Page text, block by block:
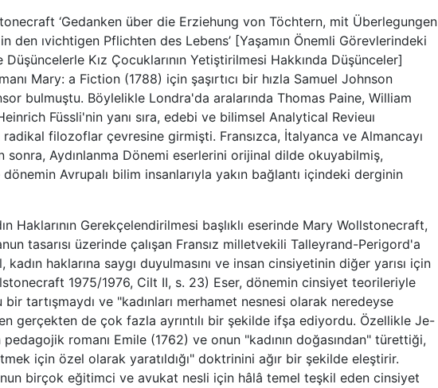
‘Gedanken über die Erziehung von Töchtern, mit Überlegungen
den ıvichtigen Pflichten des Lebens’ [Yaşamın Önemli Görevlerindeki
Düşüncelerle Kız Çocuklarının Yetiştirilmesi Hakkında Düşünceler]
Mary: a Fiction (1788) için şaşırtıcı bir hızla Samuel Johnson
bulmuştu. Böylelikle Londra'da aralarında Thomas Paine, William
Füssli'nin yanı sıra, edebi ve bilimsel Analytical Revieuı
radikal filozoflar çevresine girmişti. Fransızca, İtalyanca ve Almancayı
Aydınlanma Dönemi eserlerini orijinal dilde okuyabilmiş,
Avrupalı bilim insanlarıyla yakın bağlantı içindeki derginin
Haklarının Gerekçelendirilmesi başlıklı eserinde Mary Wollstonecraft,
tasarısı üzerinde çalışan Fransız milletvekili Talleyrand-Perigord'a
kadın haklarına saygı duyulmasını ve insan cinsiyetinin diğer yarısı için
1975/1976, Cilt II, s. 23) Eser, dönemin cinsiyet teorileriyle
tartışmaydı ve "kadınları merhamet nesnesi olarak neredeyse
gerçekten de çok fazla ayrıntılı bir şekilde ifşa ediyordu. Özellikle Je-
romanı Emile (1762) ve onun "kadının doğasından" türettiği,
için özel olarak yaratıldığı" doktrinini ağır bir şekilde eleştirir.
birçok eğitimci ve avukat nesli için hâlâ temel teşkil eden cinsiyet